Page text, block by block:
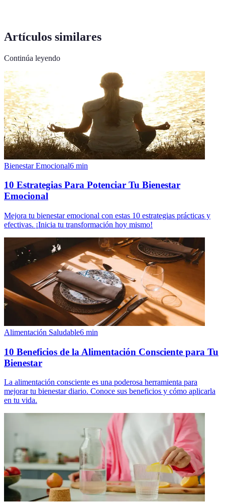
Artículos similares
Continúa leyendo
Bienestar Emocional6 min
10 Estrategias Para Potenciar Tu Bienestar
Emocional
Mejora tu bienestar emocional con estas 10 estrategias prácticas y
efectivas. ¡Inicia tu transformación hoy mismo!
Alimentación Saludable6 min
10 Beneficios de la Alimentación Consciente para Tu
Bienestar
La alimentación consciente es una poderosa herramienta para
mejorar tu bienestar diario. Conoce sus beneficios y cómo aplicarla
en tu vida.